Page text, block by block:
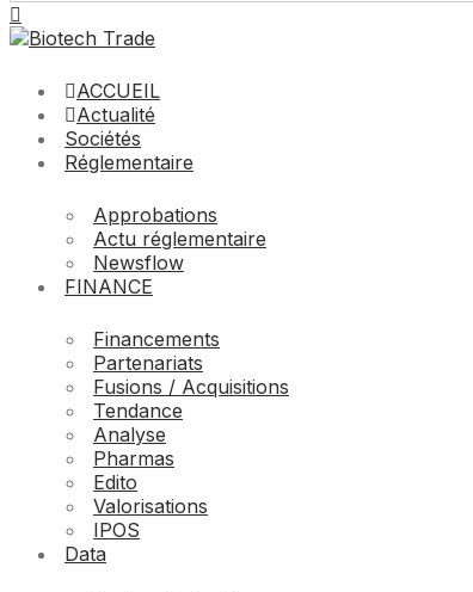
ACCUEIL
Actualité
Sociétés
Réglementaire
Approbations
Actu réglementaire
Newsflow
FINANCE
Financements
Partenariats
Fusions / Acquisitions
Tendance
Analyse
Pharmas
Edito
Valorisations
IPOS
Data